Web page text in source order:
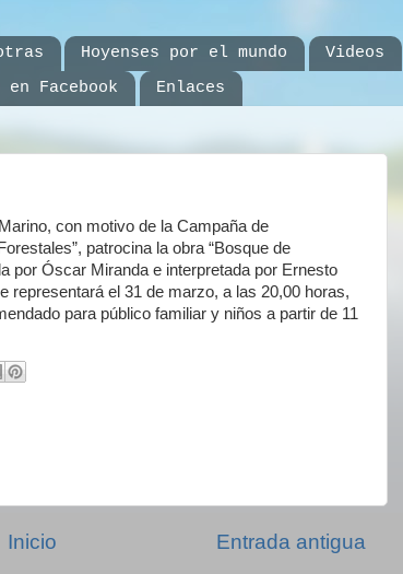
Hoyenses por el mundo
Videos
en Facebook Enlaces
con motivo de la Campaña de
patrocina la obra “Bosque de
por Óscar Miranda e interpretada por Ernesto
el 31 de marzo, a las 20,00 horas,
para público familiar y niños a partir de 11
Entrada antigua
Inicio